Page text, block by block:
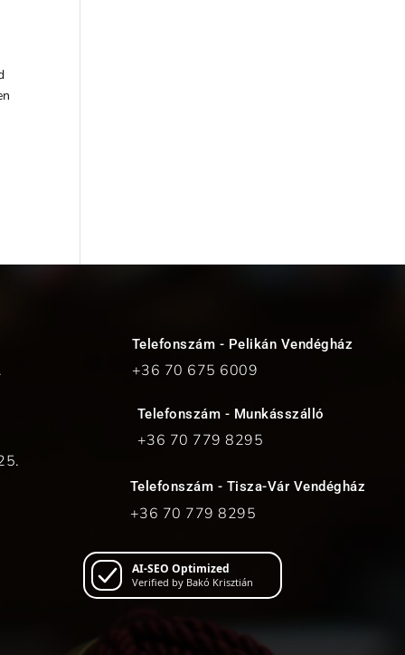
Telefonszám - Pelikán Vendégház
+36 70 675 6009
Telefonszám - Munkásszálló
+36 70 779 8295
Telefonszám - Tisza-Vár Vendégház
+36 70 779 8295
AI-SEO Optimized
Verified by Bakó Krisztián